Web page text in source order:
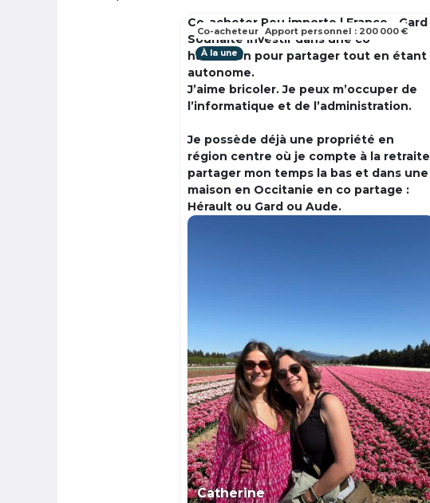
Co-acheter Peu importe | France - Gard
Souhaite investir dans une co
habitation pour partager tout en étant
autonome.
J’aime bricoler. Je peux m’occuper de
l’informatique et de l’administration.
Je possède déjà une propriété en
région centre où je compte à la retraite
partager mon temps la bas et dans une
maison en Occitanie en co partage :
Hérault ou Gard ou Aude.
À la une
Catherine
Co-acheteur Apport personnel : 200 000 €